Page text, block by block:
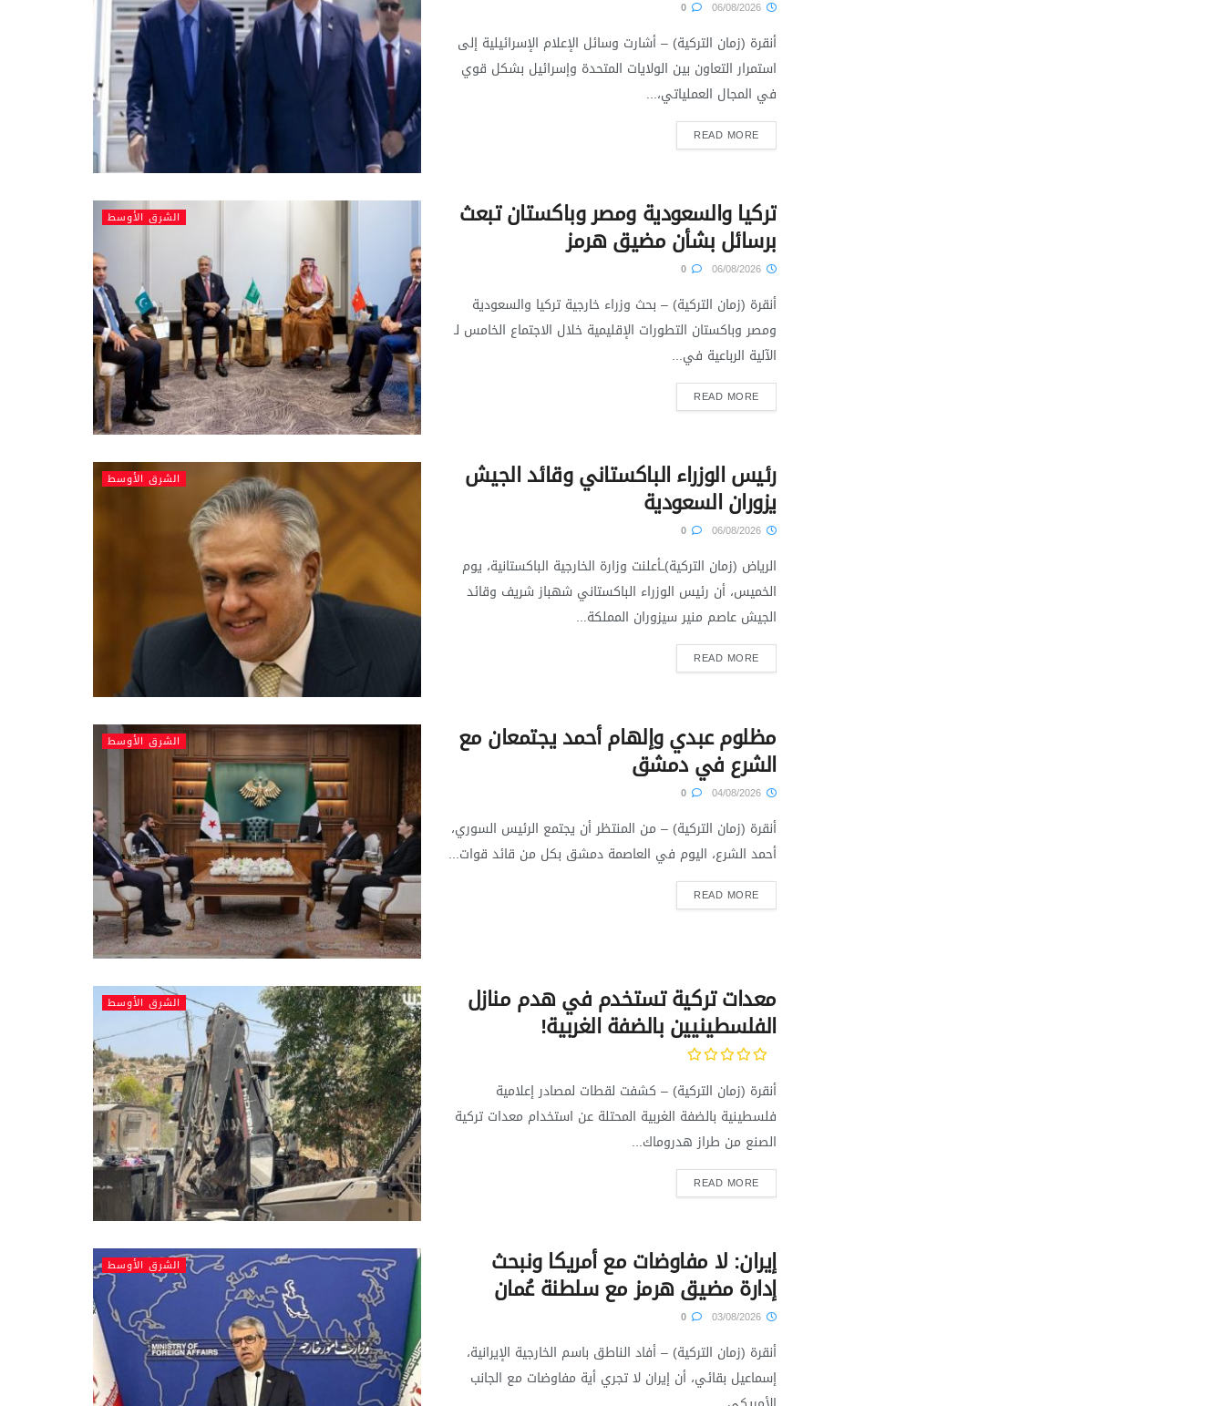
أنقرة (زمان التركية) – أشارت وسائل الإعلام الإسرائيلية إلى
استمرار التعاون بين الولايات المتحدة وإسرائيل بشكل قوي
في المجال العملياتي،...
READ MORE
الشرق الأوسط تركيا والسعودية ومصر وباكستان تبعث
برسائل بشأن مضيق هرمز
أنقرة (زمان التركية) – بحث وزراء خارجية تركيا والسعودية
ومصر وباكستان التطورات الإقليمية خلال الاجتماع الخامس لـ
الآلية الرباعية في...
READ MORE
الشرق الأوسط رئيس الوزراء الباكستاني وقائد الجيش
يزوران السعودية
الرياض (زمان التركية)ــأعلنت وزارة الخارجية الباكستانية، يوم
الخميس، أن رئيس الوزراء الباكستاني شهباز شريف وقائد
الجيش عاصم منير سيزوران المملكة...
READ MORE
الشرق الأوسط مظلوم عبدي وإلهام أحمد يجتمعان مع
الشرع في دمشق
أنقرة (زمان التركية) – من المنتظر أن يجتمع الرئيس السوري،
أحمد الشرع، اليوم في العاصمة دمشق بكل من قائد قوات...
READ MORE
الشرق الأوسط معدات تركية تستخدم في هدم منازل
الفلسطينيين بالضفة الغربية!
أنقرة (زمان التركية) – كشفت لقطات لمصادر إعلامية
فلسطينية بالضفة الغربية المحتلة عن استخدام معدات تركية
الصنع من طراز هدروماك...
READ MORE
الشرق الأوسط إيران: لا مفاوضات مع أمريكا ونبحث
إدارة مضيق هرمز مع سلطنة عُمان
أنقرة (زمان التركية) – أفاد الناطق باسم الخارجية الإيرانية،
إسماعيل بقائي، أن إيران لا تجري أية مفاوضات مع الجانب